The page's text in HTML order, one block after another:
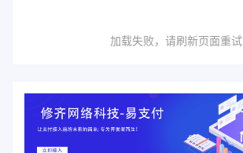
加载失败，请刷新页面重试